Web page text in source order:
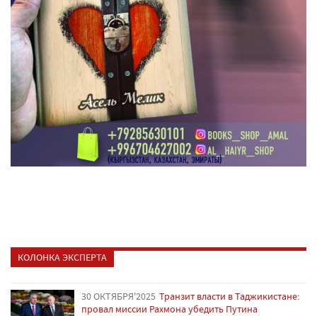
КОЛОНКА ЭКСПЕРТА
30 ОКТЯБРЯ'2025 Транзит власти в Таджикистане:
провал миссии Рахмона убедить Путина